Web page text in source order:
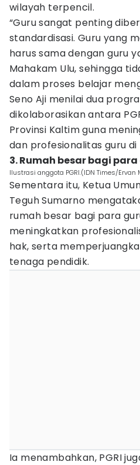
wilayah terpencil.
“Guru sangat penting
standardisasi. Guru yang
harus sama dengan guru
Mahakam Ulu, sehingga
dalam proses belajar
Seno Aji menilai dua
dikolaborasikan antara
Provinsi Kaltim guna
dan profesionalitas guru di
3. Rumah besar bagi
Ilustrasi anggota PGRI.(IDN Times/Ervan
Sementara itu, Ketua
Teguh Sumarno
rumah besar bagi para
meningkatkan
hak, serta
tenaga pendidik.
Ia menambahkan, PGRI